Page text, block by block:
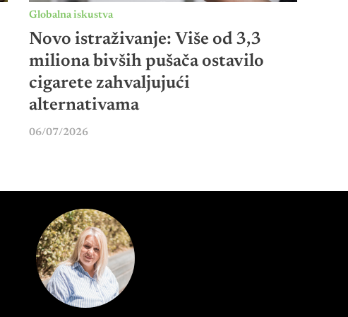
Globalna iskustva
Novo istraživanje: Više od 3,3
miliona bivših pušača ostavilo
cigarete zahvaljujući
alternativama
06/07/2026